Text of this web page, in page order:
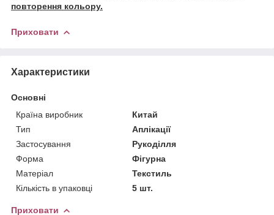
повторення кольору.
Приховати
Характеристики
Основні
Країна виробник
Китай
Тип
Аплікації
Застосування
Рукоділля
Форма
Фігурна
Матеріал
Текстиль
Кількість в упаковці
5 шт.
Приховати